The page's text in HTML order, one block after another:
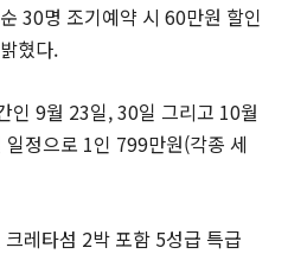
30명 조기예약 시 60만원 할인
혔다.
인 9월 23일, 30일 그리고 10월
정으로 1인 799만원(각종 세
레타섬 2박 포함 5성급 특급